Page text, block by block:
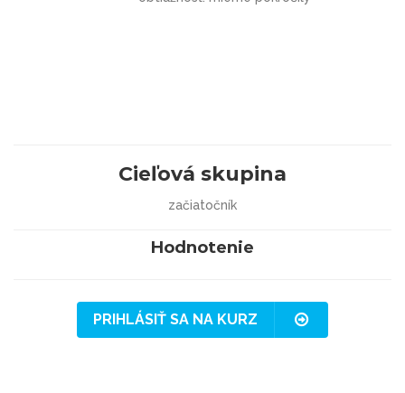
Cieľová skupina
začiatočník
Hodnotenie
PRIHLÁSIŤ SA NA KURZ